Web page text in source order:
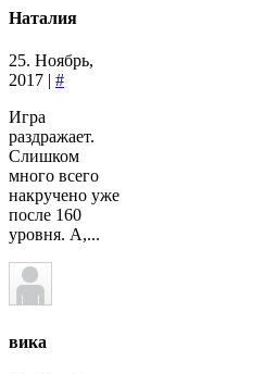
Наталия
25. Ноябрь,
2017 | #
Игра
раздражает.
Слишком
много всего
накручено уже
после 160
уровня. А,...
вика